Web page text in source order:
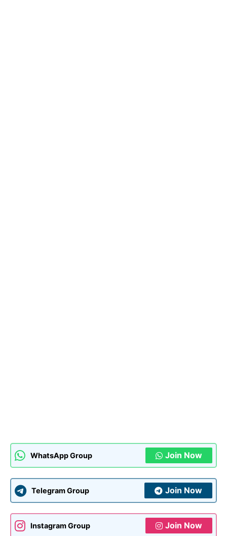
WhatsApp Group Join Now
Telegram Group Join Now
Instagram Group Join Now